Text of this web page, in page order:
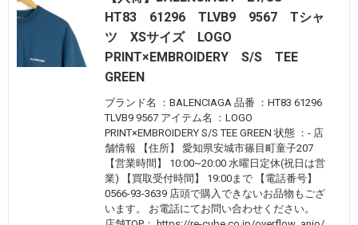
HT83 61296 TLVB9 9567 Tシャ
ツ XSサイズ LOGO
PRINT×EMBROIDERY S/S TEE
GREEN
ブランド名 ：BALENCIAGA 品番 ：HT83 61296
TLVB9 9567 アイテム名 ：LOGO
PRINT×EMBROIDERY S/S TEE GREEN 状態 ：- 店
舗情報 【住所】 愛知県安城市篠目町童子207
【営業時間】 10:00~20:00 水曜日定休(祝日は営
業) 【買取受付時間】 19:00まで 【電話番号】
0566-93-3639 店頭で購入できないお品物もござ
います。 お電話にてお問い合わせください。